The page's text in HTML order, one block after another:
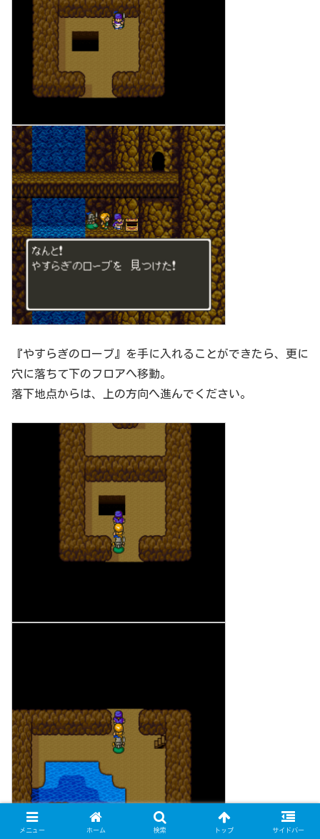
『やすらぎのローブ』を手に入れることができたら、更に
穴に落ちて下のフロアへ移動。
落下地点からは、上の方向へ進んでください。
メニュー ホーム 検索 トップ サイドバー